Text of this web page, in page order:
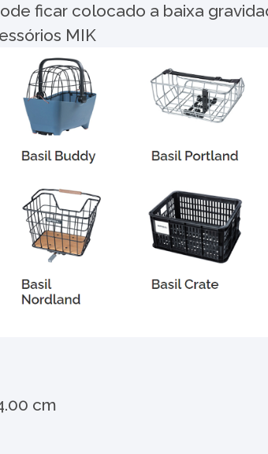
ficar colocado a baixa
MIK
cm